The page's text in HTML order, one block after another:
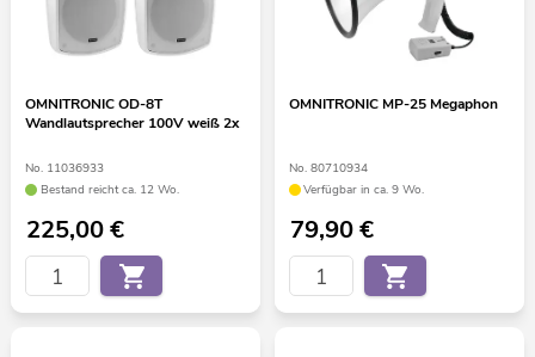
OMNITRONIC OD-8T
Wandlautsprecher 100V weiß 2x
No. 11036933
Bestand reicht ca. 12 Wo.
225,00€
OMNITRONIC MP-25 Megaphon
No. 80710934
Verfügbar in ca. 9 Wo.
79,90€